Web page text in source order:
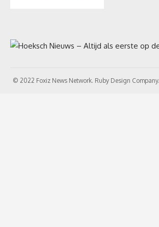
© 2022 Foxiz News Network. Ruby Design